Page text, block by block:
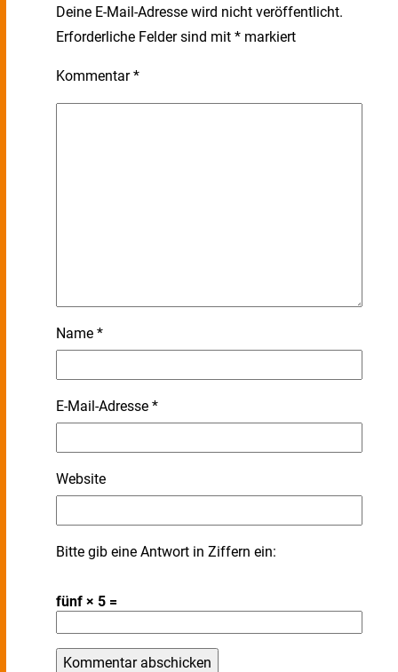
Deine E-Mail-Adresse wird nicht veröffentlicht.
Erforderliche Felder sind mit * markiert
Kommentar*
Name *
E-Mail-Adresse *
Website
Bitte gib eine Antwort in Ziffern ein:
fünf × 5 =